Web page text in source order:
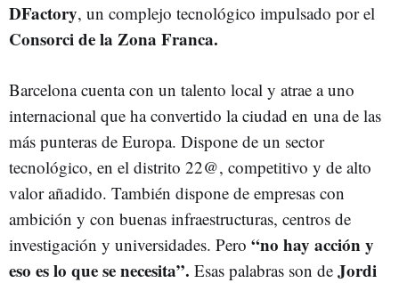
DFactory, un complejo tecnológico impulsado por el
Consorci de la Zona Franca.
Barcelona cuenta con un talento local y atrae a uno
internacional que ha convertido la ciudad en una de las
más punteras de Europa. Dispone de un sector
tecnológico, en el distrito 22@, competitivo y de alto
valor añadido. También dispone de empresas con
ambición y con buenas infraestructuras, centros de
investigación y universidades. Pero “no hay acción y
eso es lo que se necesita”. Esas palabras son de Jordi